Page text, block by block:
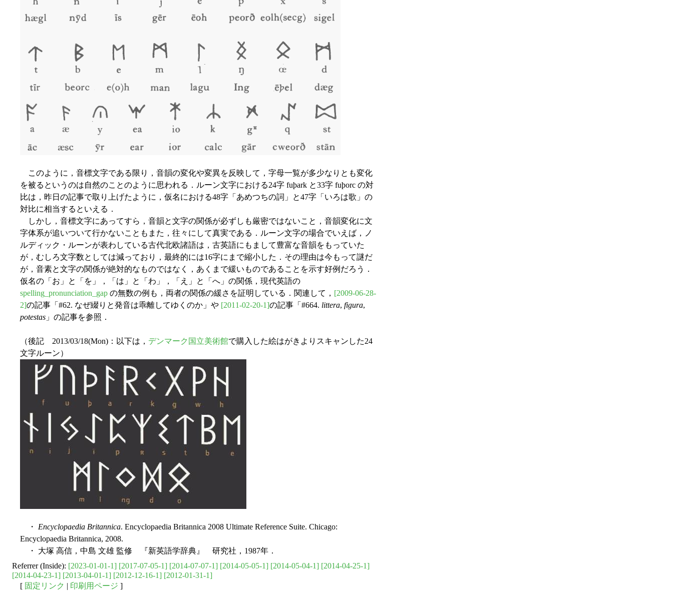
このように，音標文字である限り，音韻の変化や変異を反映して，字母一覧が多少なりとも変化
を被るというのは自然のことのように思われる．ルーン文字における24字 fuþark と33字 fuþorc の対
比は，昨日の記事で取り上げたように，仮名における48字「あめつちの詞」と47字「いろは歌」の
対比に相当するといえる．
しかし，音標文字にあってすら，音韻と文字の関係が必ずしも厳密ではないこと，音韻変化に文
字体系が追いついて行かないこともまた，往々にして真実である．ルーン文字の場合でいえば，ノ
ルディック・ルーンが表わしている古代北欧諸語は，古英語にもまして豊富な音韻をもっていた
が，むしろ文字数としては減っており，最終的には16字にまで縮小した．その理由は今もって謎だ
が，音素と文字の関係が絶対的なものではなく，あくまで緩いものであることを示す好例だろう．
仮名の「お」と「を」，「は」と「わ」，「え」と「へ」の関係，現代英語の
spelling_pronunciation_gap の無数の例も，両者の関係の緩さを証明している．関連して， [2009-06-28-
2]の記事「#62. なぜ綴りと発音は乖離してゆくのか」や [2011-02-20-1]の記事「#664. littera, figura,
potestas 」の記事を参照．
（後記 2013/03/18(Mon)：以下は， デンマーク国立美術館で購入した絵はがきよりスキャンした24
文字ルーン）
・ Encyclopaedia Britannica. Encyclopaedia Britannica 2008 Ultimate Reference Suite. Chicago:
Encyclopaedia Britannica, 2008.
・ 大塚 高信，中島 文雄 監修 『新英語学辞典』 研究社，1987年．
Referrer (Inside): [2023-01-01-1] [2017-07-05-1] [2014-07-07-1] [2014-05-05-1] [2014-05-04-1] [2014-04-25-1]
[2014-04-23-1] [2013-04-01-1] [2012-12-16-1] [2012-01-31-1]
[ 固定リンク | 印刷用ページ ]